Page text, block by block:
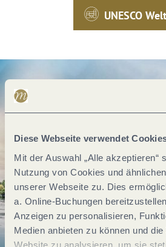
Diese Webseite verwendet
Mit der Auswahl „Alle akzeptieren“
Nutzung von Cookies und
unserer Webseite zu. Dies
a. Online-Buchungen
Anzeigen zu personalisieren,
Medien anbieten zu können und
Website zu analysieren, um sie
UNESCO